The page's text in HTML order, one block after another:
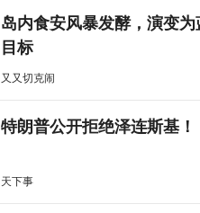
岛内食安风暴发酵，演变
目标
又又切克闹
特朗普公开拒绝泽连斯基！
天下事